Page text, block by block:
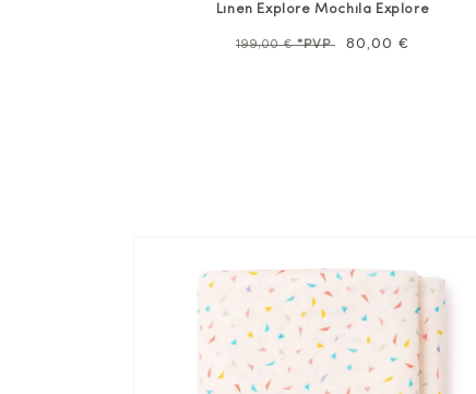
Linen Explore Mochila Explore
Precio
199,00 €*PVP
Precio
80,00 €